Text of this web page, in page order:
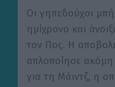
Οι γηπεδούχοι
ημίχρονο και
τον Πος. Η
απλοποίησε
για τη Μάιντζ, η